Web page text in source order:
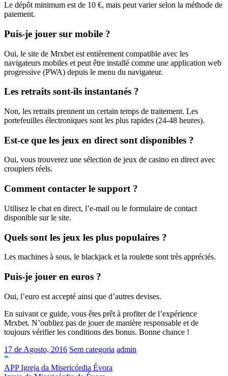
Le dépôt minimum est de 10 €, mais peut varier selon la méthode de
paiement.
Puis-je jouer sur mobile ?
Oui, le site de Mrxbet est entièrement compatible avec les
navigateurs mobiles et peut être installé comme une application web
progressive (PWA) depuis le menu du navigateur.
Les retraits sont-ils instantanés ?
Non, les retraits prennent un certain temps de traitement. Les
portefeuilles électroniques sont les plus rapides (24-48 heures).
Est-ce que les jeux en direct sont disponibles ?
Oui, vous trouverez une sélection de jeux de casino en direct avec
croupiers réels.
Comment contacter le support ?
Utilisez le chat en direct, l’e-mail ou le formulaire de contact
disponible sur le site.
Quels sont les jeux les plus populaires ?
Les machines à sous, le blackjack et la roulette sont très appréciés.
Puis-je jouer en euros ?
Oui, l’euro est accepté ainsi que d’autres devises.
En suivant ce guide, vous êtes prêt à profiter de l’expérience
Mrxbet. N’oubliez pas de jouer de manière responsable et de
toujours vérifier les conditions des bonus. Bonne chance !
17 de Agosto, 2016 Sem categoria admin
APP Igreja da Misericórdia Évora